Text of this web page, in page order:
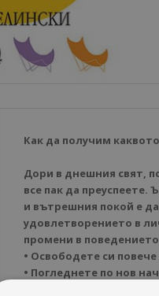
Как да получим
Дори в днешния свят,
все пак да
и вътрешния покой е
удовлетворението в
промени в поведението
• Освободете си
• Погледнете по нов